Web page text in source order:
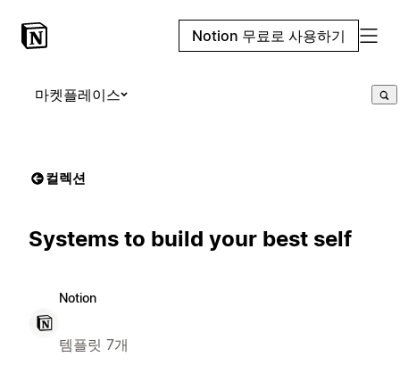
Notion 무료로 사용하기
마켓플레이스
컬렉션
Systems to build your best self
Notion
템플릿 7개